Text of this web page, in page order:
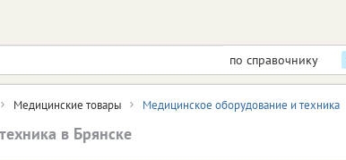
по справочнику
Медицинские товары Медицинское оборудование и техника
в Брянске